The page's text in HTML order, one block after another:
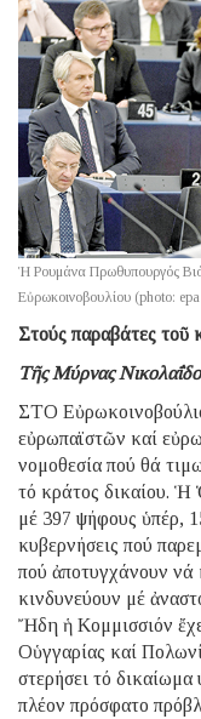
Ἡ Ρουμάνα Πρωθυπουργός
Εὐρωκοινοβουλίου (photo:
Στούς παραβάτες τοῦ
Τῆς Μύρνας
ΣΤΟ
εὐρωπαϊστῶν καί
νομοθεσία πού θά
τό κράτος δικαίου. Ἡ
μέ 397 ψήφους ὑπέρ,
κυβερνήσεις πού
πού ἀποτυγχάνουν νά
κινδυνεύουν μέ
Ἤδη ἡ Κομμισσιόν
Οὑγγαρίας καί
στερήσει τό
πλέον πρόσφατο